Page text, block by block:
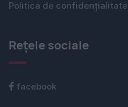
Politica de confidențialitate
Rețele sociale
facebook